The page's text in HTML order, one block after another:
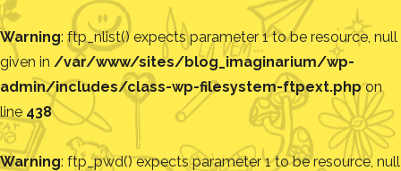
Warning: ftp_nlist() expects parameter 1 to be resource, null
given in /var/www/sites/blog_imaginarium/wp-
admin/includes/class-wp-filesystem-ftpext.phpon
line 438
Warning: ftp_pwd() expects parameter 1 to be resource, null